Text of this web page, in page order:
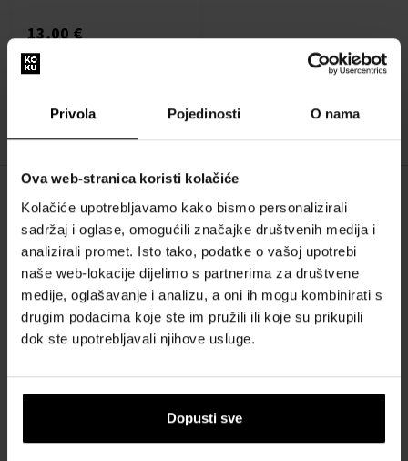
Privola Pojedinosti O nama
Ova web-stranica koristi kolačiće
Kolačiće upotrebljavamo kako bismo personalizirali
sadržaj i oglase, omogućili značajke društvenih medija i
analizirali promet. Isto tako, podatke o vašoj upotrebi
naše web-lokacije dijelimo s partnerima za društvene
medije, oglašavanje i analizu, a oni ih mogu kombinirati s
drugim podacima koje ste im pružili ili koje su prikupili
dok ste upotrebljavali njihove usluge.
Dopusti sve
13,00 €
O NAMA
O nama
OBRAZAC ZA KONTAKT
Kontakt
Sustav vjernosti
Zaštita privatnosti